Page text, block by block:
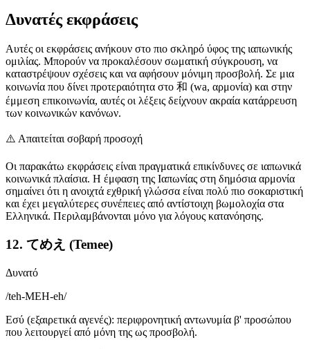
Δυνατές εκφράσεις
Αυτές οι εκφράσεις ανήκουν στο πιο σκληρό ύφος της ιαπωνικής
ομιλίας. Μπορούν να προκαλέσουν σωματική σύγκρουση, να
καταστρέψουν σχέσεις και να αφήσουν μόνιμη προσβολή. Σε μια
κοινωνία που δίνει προτεραιότητα στο 和 (wa, αρμονία) και στην
έμμεση επικοινωνία, αυτές οι λέξεις δείχνουν ακραία κατάρρευση
των κοινωνικών κανόνων.
⚠️ Απαιτείται σοβαρή προσοχή
Οι παρακάτω εκφράσεις είναι πραγματικά επικίνδυνες σε ιαπωνικά
κοινωνικά πλαίσια. Η έμφαση της Ιαπωνίας στη δημόσια αρμονία
σημαίνει ότι η ανοιχτά εχθρική γλώσσα είναι πολύ πιο σοκαριστική
και έχει μεγαλύτερες συνέπειες από αντίστοιχη βωμολοχία στα
Ελληνικά. Περιλαμβάνονται μόνο για λόγους κατανόησης.
12. てめえ (Temee)
Δυνατό
/teh-MEH-eh/
Εσύ (εξαιρετικά αγενές): περιφρονητική αντωνυμία β' προσώπου
που λειτουργεί από μόνη της ως προσβολή.